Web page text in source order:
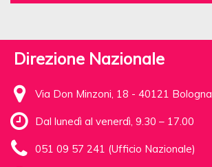
Direzione Nazionale
Via Don Minzoni, 18 - 40121 Bologna
Dal lunedì al venerdì, 9.30 – 17.00
051 09 57 241 (Ufficio Nazionale)